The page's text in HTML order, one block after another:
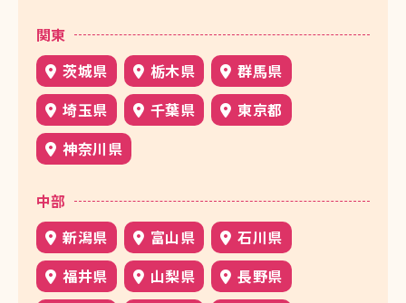
関東
茨城県
栃木県
群馬県
埼玉県
千葉県
東京都
神奈川県
中部
新潟県
富山県
石川県
福井県
山梨県
長野県